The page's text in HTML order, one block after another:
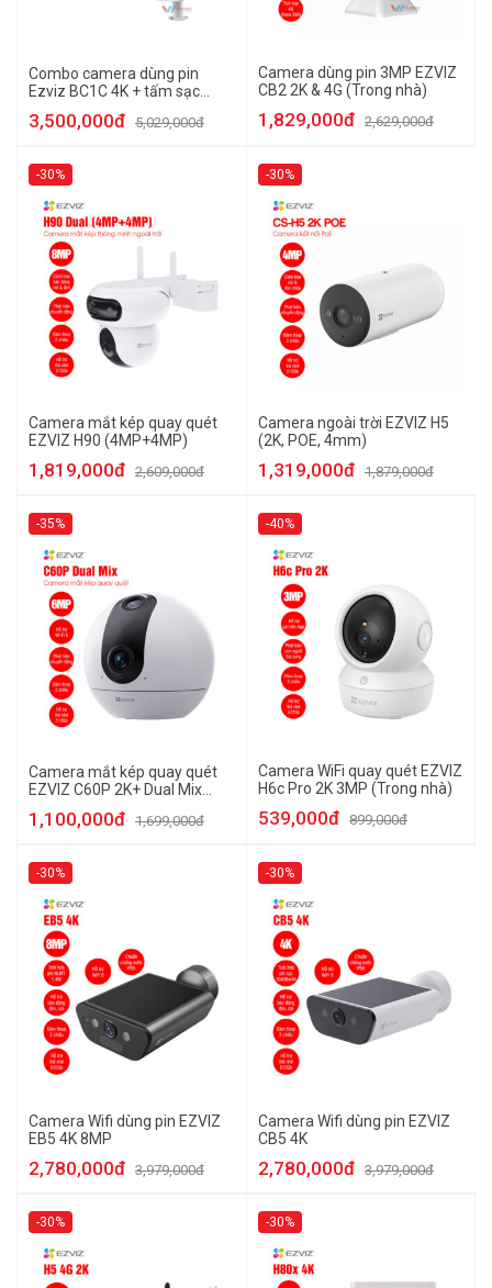
Combo camera dùng pin
Ezviz BC1C 4K + tấm sạc
3,500,000đ 5,029,000đ
Camera dùng pin 3MP EZVIZ
CB2 2K & 4G (Trong nhà)
1,829,000đ 2,629,000đ
-30%
Camera mắt kép quay quét
EZVIZ H90 (4MP+4MP)
1,819,000đ 2,609,000đ
-30%
Camera ngoài trời EZVIZ H5
(2K, POE, 4mm)
1,319,000đ 1,879,000đ
-35%
Camera mắt kép quay quét
EZVIZ C60P 2K+ Dual Mix
1,100,000đ 1,699,000đ
-40%
Camera WiFi quay quét EZVIZ
H6c Pro 2K 3MP (Trong nhà)
539,000đ 899,000đ
-30%
Camera Wifi dùng pin EZVIZ
EB5 4K 8MP
2,780,000đ 3,979,000đ
-30%
Camera Wifi dùng pin EZVIZ
CB5 4K
2,780,000đ 3,979,000đ
-30% -30%